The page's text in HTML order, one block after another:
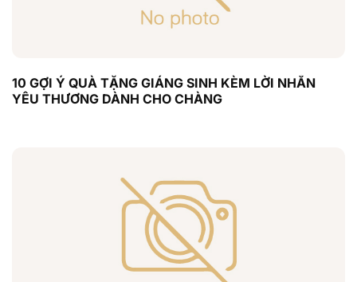
10 GỢI Ý QUÀ TẶNG GIÁNG SINH KÈM LỜI NHẮN
YÊU THƯƠNG DÀNH CHO CHÀNG